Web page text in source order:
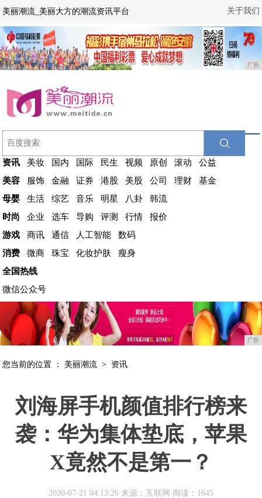
关于我们
美丽潮流_美丽大方的潮流资讯平台
广告
资讯 美妆 国内 国际 民生 视频 原创 滚动
公益
美容
服饰 金融 证券 港股 美股 公司 理财
基金
母婴
生活 综艺 音乐 明星 八卦
韩流
时尚
企业 选车 导购 评测 行情
报价
游戏
商讯 通信 人工智能
数码
消费
微商 珠宝 化妆护肤
瘦身
全国热线
微信公众号
广告
您当前的位置 ： 美丽潮流 > 资讯
刘海屏手机颜值排行榜来
袭：华为集体垫底，苹果
X竟然不是第一？
2020-07-21 04:13:26 来源：互联网 阅读：1645